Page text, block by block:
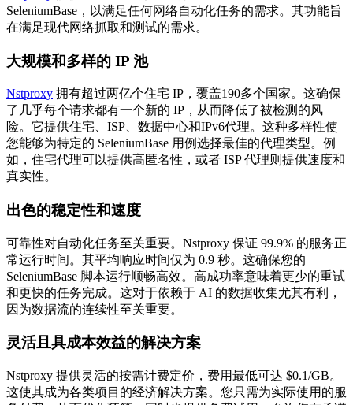
SeleniumBase，以满足任何网络自动化任务的需求。其功能旨
在满足现代网络抓取和测试的需求。
大规模和多样的 IP 池
Nstproxy 拥有超过两亿个住宅 IP，覆盖190多个国家。这确保
了几乎每个请求都有一个新的 IP，从而降低了被检测的风
险。它提供住宅、ISP、数据中心和IPv6代理。这种多样性使
您能够为特定的 SeleniumBase 用例选择最佳的代理类型。例
如，住宅代理可以提供高匿名性，或者 ISP 代理则提供速度和
真实性。
出色的稳定性和速度
可靠性对自动化任务至关重要。Nstproxy 保证 99.9% 的服务正
常运行时间。其平均响应时间仅为 0.9 秒。这确保您的
SeleniumBase 脚本运行顺畅高效。高成功率意味着更少的重试
和更快的任务完成。这对于依赖于 AI 的数据收集尤其有利，
因为数据流的连续性至关重要。
灵活且具成本效益的解决方案
Nstproxy 提供灵活的按需计费定价，费用最低可达 $0.1/GB。
这使其成为各类项目的经济解决方案。您只需为实际使用的服